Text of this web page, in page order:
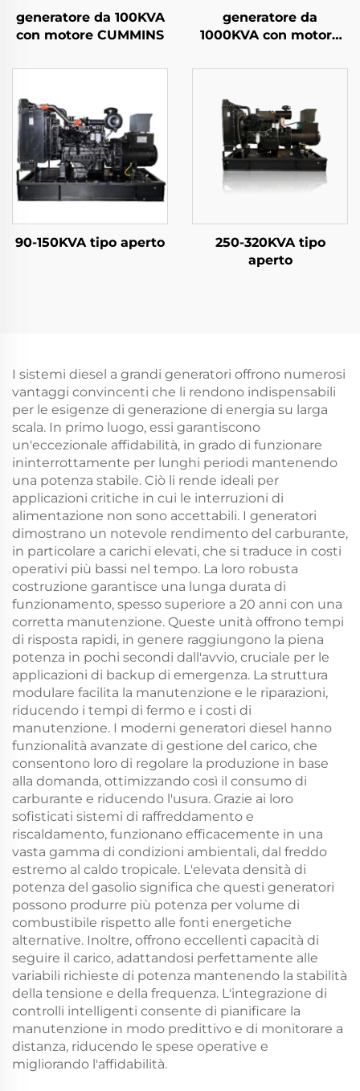
generatore da 100KVA
con motore CUMMINS
generatore da
1000KVA con motore
90-150KVA tipo aperto
250-320KVA tipo
aperto
I sistemi diesel a grandi generatori offrono numerosi
vantaggi convincenti che li rendono indispensabili
per le esigenze di generazione di energia su larga
scala. In primo luogo, essi garantiscono
un'eccezionale affidabilità, in grado di funzionare
ininterrottamente per lunghi periodi mantenendo
una potenza stabile. Ciò li rende ideali per
applicazioni critiche in cui le interruzioni di
alimentazione non sono accettabili. I generatori
dimostrano un notevole rendimento del carburante,
in particolare a carichi elevati, che si traduce in costi
operativi più bassi nel tempo. La loro robusta
costruzione garantisce una lunga durata di
funzionamento, spesso superiore a 20 anni con una
corretta manutenzione. Queste unità offrono tempi
di risposta rapidi, in genere raggiungono la piena
potenza in pochi secondi dall'avvio, cruciale per le
applicazioni di backup di emergenza. La struttura
modulare facilita la manutenzione e le riparazioni,
riducendo i tempi di fermo e i costi di
manutenzione. I moderni generatori diesel hanno
funzionalità avanzate di gestione del carico, che
consentono loro di regolare la produzione in base
alla domanda, ottimizzando così il consumo di
carburante e riducendo l'usura. Grazie ai loro
sofisticati sistemi di raffreddamento e
riscaldamento, funzionano efficacemente in una
vasta gamma di condizioni ambientali, dal freddo
estremo al caldo tropicale. L'elevata densità di
potenza del gasolio significa che questi generatori
possono produrre più potenza per volume di
combustibile rispetto alle fonti energetiche
alternative. Inoltre, offrono eccellenti capacità di
seguire il carico, adattandosi perfettamente alle
variabili richieste di potenza mantenendo la stabilità
della tensione e della frequenza. L'integrazione di
controlli intelligenti consente di pianificare la
manutenzione in modo predittivo e di monitorare a
distanza, riducendo le spese operative e
migliorando l'affidabilità.